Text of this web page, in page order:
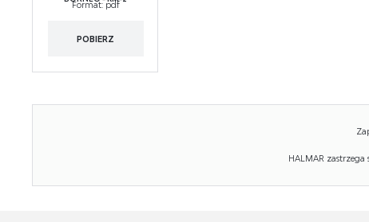
Format: pdf
POBIERZ
HALMAR